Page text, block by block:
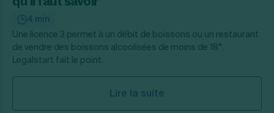
4 min
Une licence 3 permet à un débit de boissons ou un restaurant
de vendre des boissons alcoolisées de moins de 18°.
Legalstart fait le point.
Lire la suite